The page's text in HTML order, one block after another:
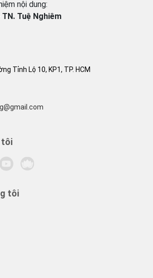
nội dung:
TN. Tuệ Nghiêm
Tỉnh Lộ 10, KP1, TP. HCM
tôi
tôi